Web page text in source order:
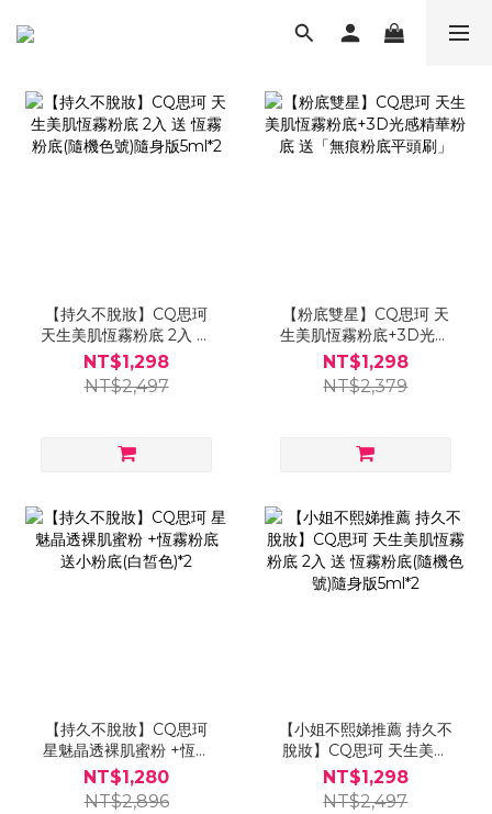
【持久不脫妝】CQ思珂
天生美肌恆霧粉底 2入 送
恆霧粉底(隨機色號)隨身版
5ml*2
NT$1,298
NT$2,497
【粉底雙星】CQ思珂 天
生美肌恆霧粉底+3D光感
精華粉底 送「無痕粉底平
頭刷」
NT$1,298
NT$2,379
【持久不脫妝】CQ思珂
星魅晶透裸肌蜜粉 +恆霧
粉底 送小粉底(白皙色)*2
NT$1,280
NT$2,896
【小姐不熙娣推薦 持久不
脫妝】CQ思珂 天生美肌
恆霧粉底 2入 送 恆霧粉底
(隨機色號)隨身版5ml*2
NT$1,298
NT$2,497